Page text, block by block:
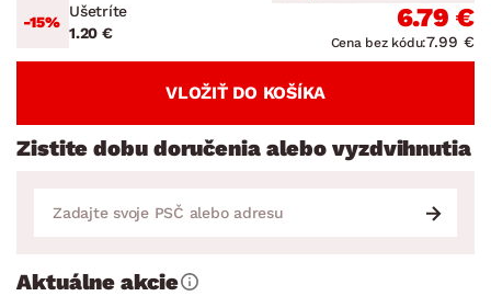
-15%
Ušetríte
1.20 €
6.79 €
Cena bez kódu:7.99 €
VLOŽIŤ DO KOŠÍKA
Zistite dobu doručenia alebo vyzdvihnutia
Aktuálne akcie